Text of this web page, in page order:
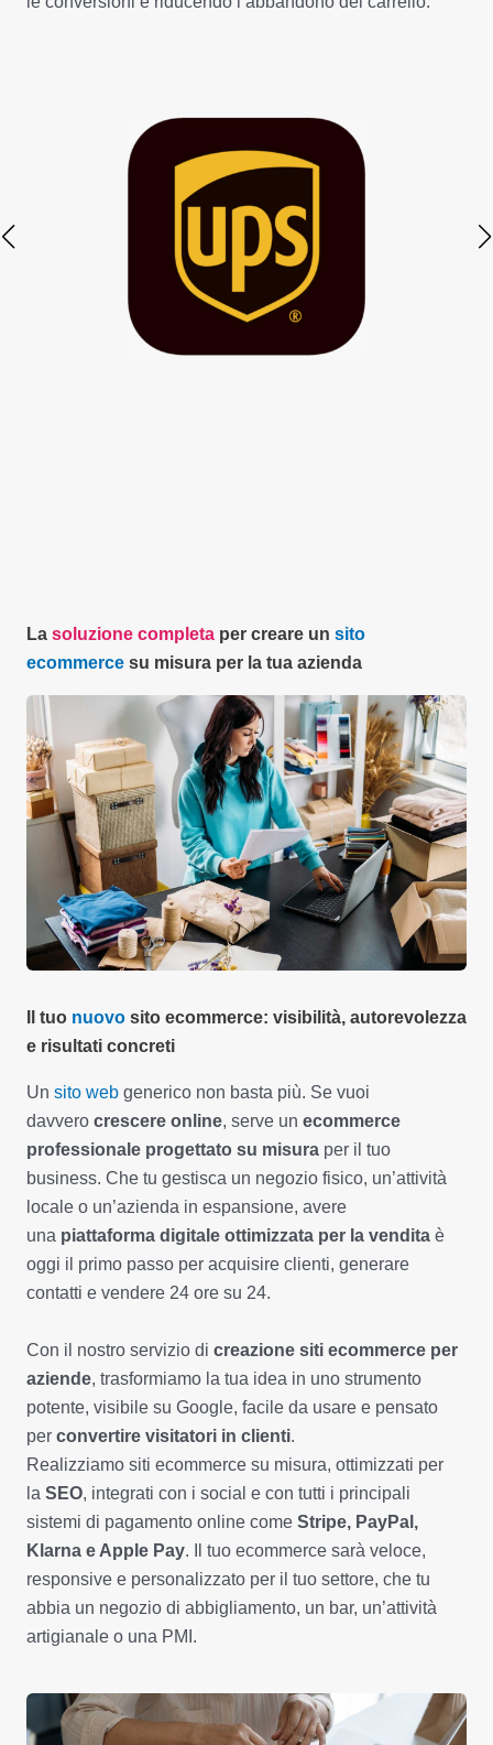
La soluzione completa per creare un sito
ecommerce su misura per la tua azienda
Il tuo nuovo sito ecommerce: visibilità, autorevolezza
e risultati concreti
Un sito web generico non basta più. Se vuoi
davvero crescere online, serve un ecommerce
professionale progettato su misura per il tuo
business. Che tu gestisca un negozio fisico, un’attività
locale o un’azienda in espansione, avere
una piattaforma digitale ottimizzata per la vendita è
oggi il primo passo per acquisire clienti, generare
contatti e vendere 24 ore su 24.
Con il nostro servizio di creazione siti ecommerce per
aziende, trasformiamo la tua idea in uno strumento
potente, visibile su Google, facile da usare e pensato
per convertire visitatori in clienti.
Realizziamo siti ecommerce su misura, ottimizzati per
la SEO, integrati con i social e con tutti i principali
sistemi di pagamento online come Stripe, PayPal,
Klarna e Apple Pay. Il tuo ecommerce sarà veloce,
responsive e personalizzato per il tuo settore, che tu
abbia un negozio di abbigliamento, un bar, un’attività
artigianale o una PMI.